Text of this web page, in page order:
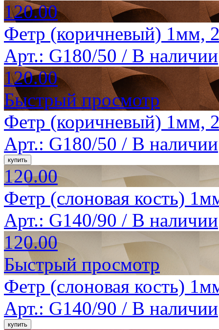
120.00
Фетр (коричневый) 1мм,
Арт.: G180/50 / В наличии
120.00
Быстрый просмотр
Фетр (коричневый) 1мм,
Арт.: G180/50 / В наличии
120.00
Фетр (слоновая кость)
Арт.: G140/90 / В наличии
120.00
Быстрый просмотр
Фетр (слоновая кость)
Арт.: G140/90 / В наличии